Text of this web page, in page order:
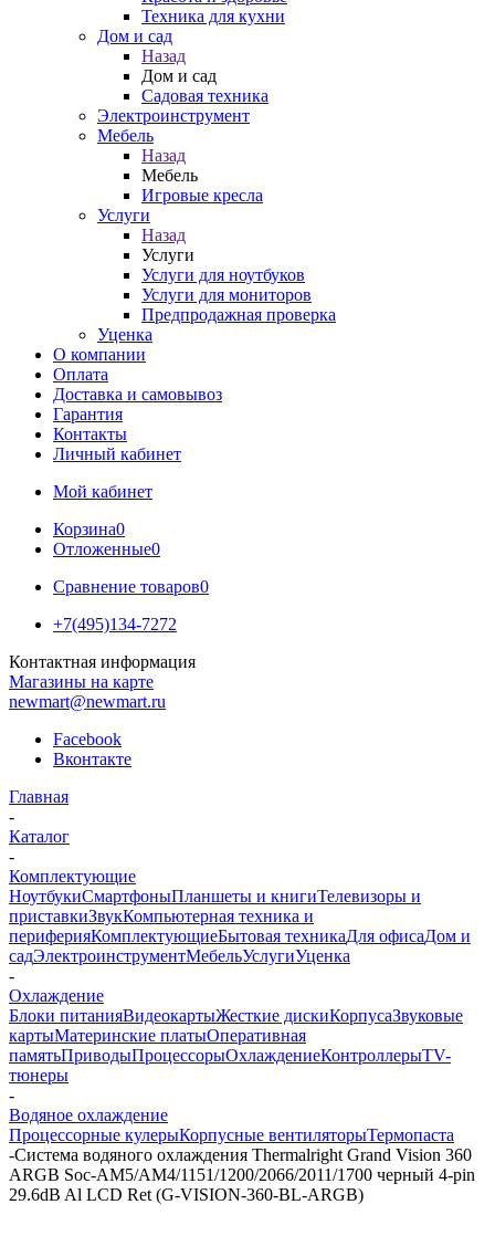
Техника для кухни
Дом и сад
Назад
Дом и сад
Садовая техника
Электроинструмент
Мебель
Назад
Мебель
Игровые кресла
Услуги
Назад
Услуги
Услуги для ноутбуков
Услуги для мониторов
Предпродажная проверка
Уценка
О компании
Оплата
Доставка и самовывоз
Гарантия
Контакты
Личный кабинет
Мой кабинет
Корзина0
Отложенные0
Сравнение товаров0
+7(495)134-7272
Контактная информация
Магазины на карте
newmart@newmart.ru
Facebook
Вконтакте
Главная
-
Каталог
-
Комплектующие
НоутбукиСмартфоныПланшеты и книгиТелевизоры и
приставкиЗвукКомпьютерная техника и
периферияКомплектующиеБытовая техникаДля офисаДом и
садЭлектроинструментМебельУслугиУценка
-
Охлаждение
Блоки питанияВидеокартыЖесткие дискиКорпусаЗвуковые
картыМатеринские платыОперативная
памятьПриводыПроцессорыОхлаждениеКонтроллерыTV-
тюнеры
-
Водяное охлаждение
Процессорные кулерыКорпусные вентиляторыТермопаста
-Система водяного охлаждения Thermalright Grand Vision 360
ARGB Soc-AM5/AM4/1151/1200/2066/2011/1700 черный 4-pin
29.6dB Al LCD Ret (G-VISION-360-BL-ARGB)